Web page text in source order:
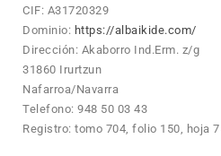
CIF: A31720329
Dominio: https://albaikide.com/
Dirección: Akaborro Ind.Erm. z/g
31860 Irurtzun
Nafarroa/Navarra
Telefono: 948 50 03 43
Registro: tomo 704, folio 150, hoja